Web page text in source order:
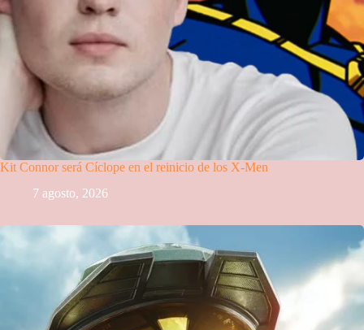
Kit Connor será Cíclope en el reinicio de los X-Men
7 agosto, 2026